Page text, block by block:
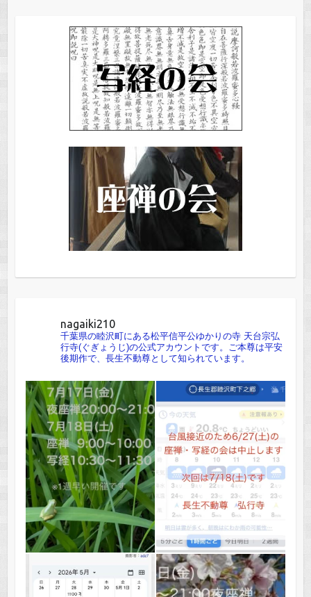
nagaiki210
千葉県の睦沢町にある松平信平公ゆかりの寺 天台宗弘
行寺(ぐぎょうじ)の公式アカウントです。ご本尊は平安
後期作で、長生不動尊として知られています。